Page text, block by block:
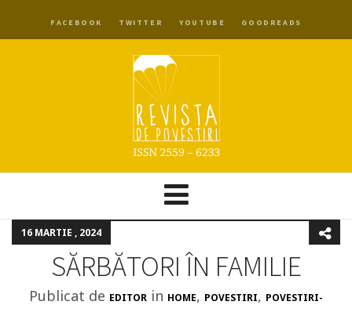
FACEBOOK TWITTER YOUTUBE GOODREADS
16 MARTIE , 2024
SĂRBĂTORI ÎN FAMILIE
Publicat de EDITOR in HOME, POVESTIRI, POVESTIRI-